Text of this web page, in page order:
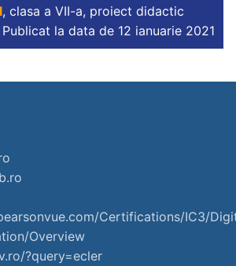
, clasa a VII-a, proiect didactic
de 12 ianuarie 2021
Certifications/IC3/
Overview
?query=ecler